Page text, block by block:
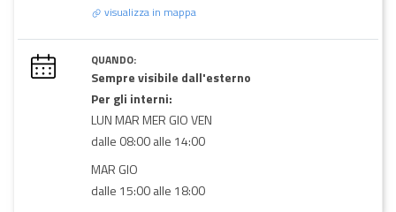
visualizza in mappa
QUANDO:
Sempre visibile dall'esterno
Per gli interni:
LUN MAR MER GIO VEN
dalle 08:00 alle 14:00
MAR GIO
dalle 15:00 alle 18:00